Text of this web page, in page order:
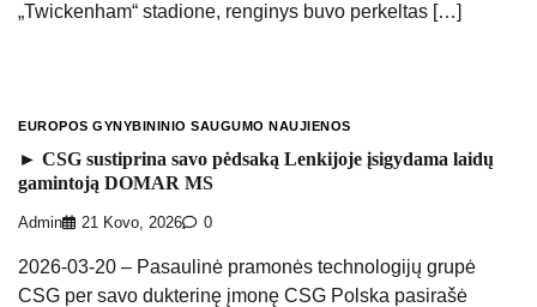
„Twickenham“ stadione, renginys buvo perkeltas […]
EUROPOS GYNYBININIO SAUGUMO NAUJIENOS
► CSG sustiprina savo pėdsaką Lenkijoje įsigydama laidų
gamintoją DOMAR MS
Admin 21 Kovo, 2026 0
2026-03-20 – Pasaulinė pramonės technologijų grupė
CSG per savo dukterinę įmonę CSG Polska pasirašė